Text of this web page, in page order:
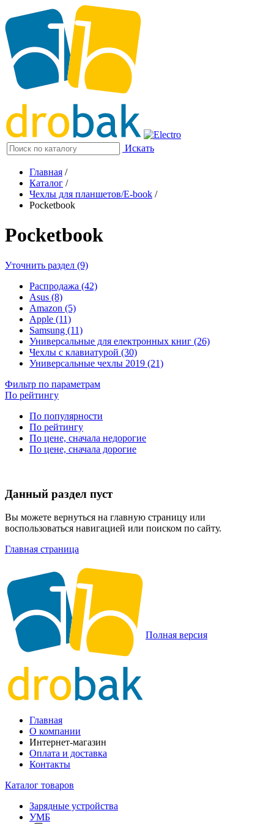
Искать
Главная /
Каталог /
Чехлы для планшетов/E-book /
Pocketbook
Pocketbook
Уточнить раздел (9)
Распродажа (42)
Asus (8)
Amazon (5)
Apple (11)
Samsung (11)
Универсальные для електронных книг (26)
Чехлы с клавиатурой (30)
Универсальные чехлы 2019 (21)
Фильтр по параметрам
По рейтингу
По популярности
По рейтингу
По цене, сначала недорогие
По цене, сначала дорогие
Данный раздел пуст
Вы можете вернуться на главную страницу или
воспользоваться навигацией или поиском по сайту.
Главная страница
Полная версия
Главная
О компании
Интернет-магазин
Оплата и доставка
Контакты
Каталог товаров
Зарядные устройства
УМБ